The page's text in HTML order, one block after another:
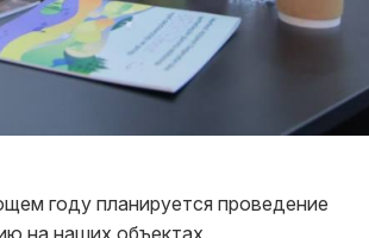
году планируется проведение
на наших объектах.